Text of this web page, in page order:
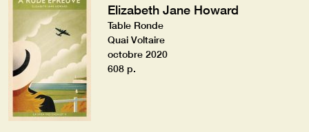
Elizabeth Jane Howard
Table Ronde
Quai Voltaire
octobre 2020
608 p.